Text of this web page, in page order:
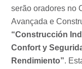
serão oradores no
Avançada e
“Construcción
Confort y
Rendimiento”.